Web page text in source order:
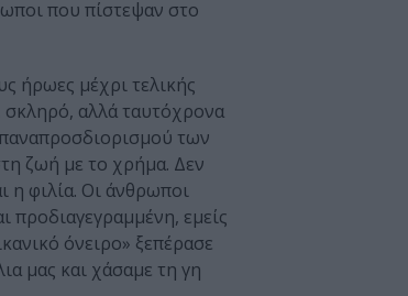
που πίστεψαν στο
ήρωες μέχρι τελικής
σκληρό, αλλά ταυτόχρονα
των
ζωή με το χρήμα. Δεν
η φιλία. Οι άνθρωποι
προδιαγεγραμμένη, εμείς
όνειρο» ξεπέρασε
μας και χάσαμε τη γη